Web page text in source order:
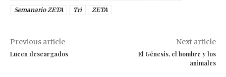
Semanario ZETA
Tri ZETA
Previous article
Lucen descargados
Next article
El Génesis, el hombre y los
animales